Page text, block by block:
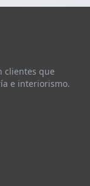
clientes que
e interiorismo.